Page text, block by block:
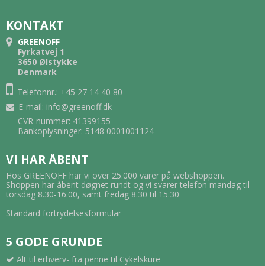
KONTAKT
GREENOFF
Fyrkatvej 1
3650 Ølstykke
Denmark
Telefonnr.: +45 27 14 40 80
E-mail: info@greenoff.dk
CVR-nummer: 41399155
Bankoplysninger: 5148 0001001124
VI HAR ÅBENT
Hos GREENOFF har vi over 25.000 varer på webshoppen.
Shoppen har åbent døgnet rundt og vi svarer telefon mandag til
torsdag 8.30-16.00, samt fredag 8.30 til 15.30
Standard fortrydelsesformular
5 GODE GRUNDE
Alt til erhverv- fra penne til Cykelskure